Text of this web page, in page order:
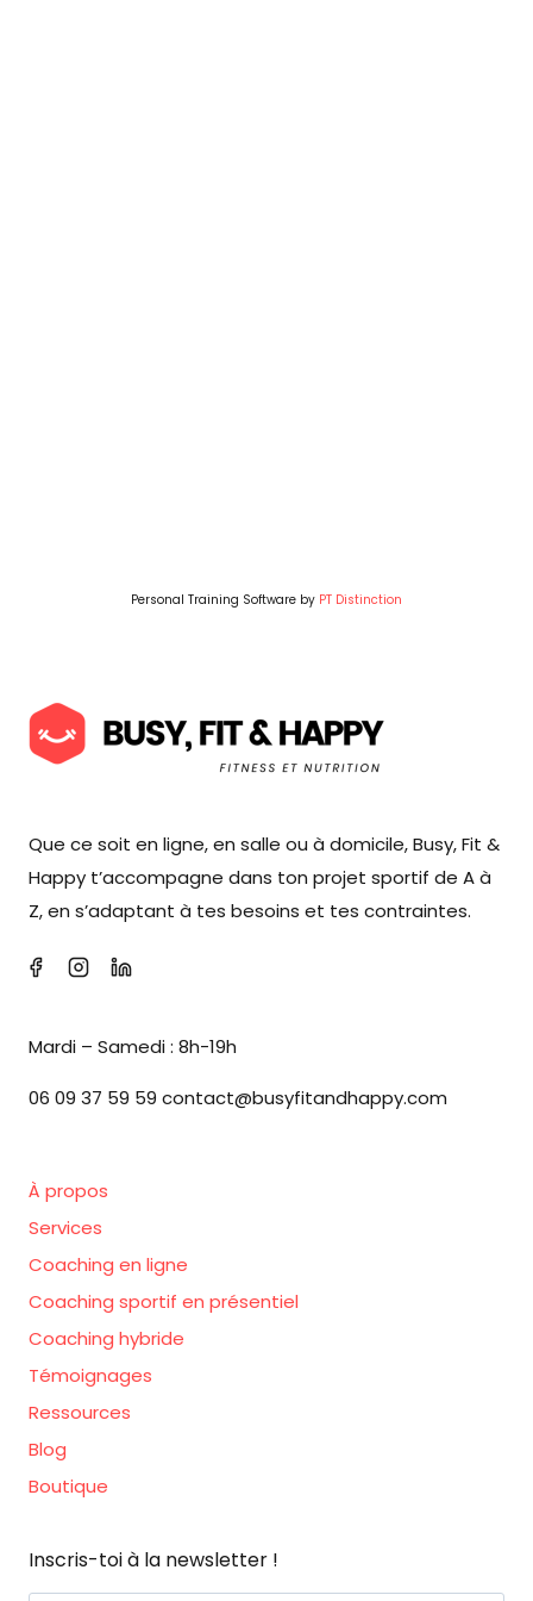
Personal Training Software by PT Distinction
Que ce soit en ligne, en salle ou à domicile, Busy, Fit &
Happy t’accompagne dans ton projet sportif de A à
Z, en s’adaptant à tes besoins et tes contraintes.
Mardi – Samedi : 8h-19h
06 09 37 59 59 contact@busyfitandhappy.com
À propos
Services
Coaching en ligne
Coaching sportif en présentiel
Coaching hybride
Témoignages
Ressources
Blog
Boutique
Inscris-toi à la newsletter !